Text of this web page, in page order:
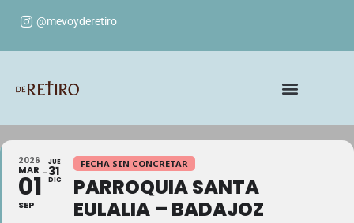
@mevoyderetiro
2026
MAR
01
SEP
JUE
31
DIC
FECHA SIN CONCRETAR
PARROQUIA SANTA
EULALIA – BADAJOZ